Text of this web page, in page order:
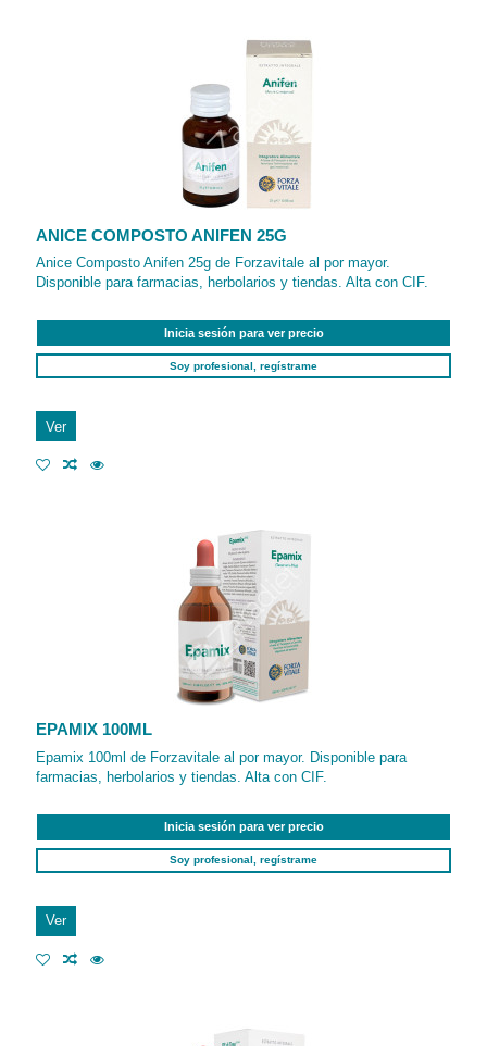
ANICE COMPOSTO ANIFEN 25G
Anice Composto Anifen 25g de Forzavitale al por mayor.
Disponible para farmacias, herbolarios y tiendas. Alta con CIF.
Inicia sesión para ver precio
Soy profesional, regístrame
Ver
EPAMIX 100ML
Epamix 100ml de Forzavitale al por mayor. Disponible para
farmacias, herbolarios y tiendas. Alta con CIF.
Inicia sesión para ver precio
Soy profesional, regístrame
Ver